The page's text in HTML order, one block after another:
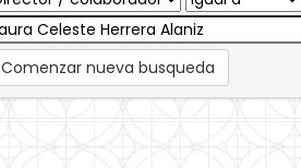
Comenzar nueva busqueda